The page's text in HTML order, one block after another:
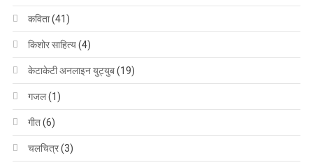
कविता(41)
किशोर साहित्य(4)
केटाकेटी अनलाइन युट्युब(19)
गजल(1)
गीत(6)
चलचित्र(3)